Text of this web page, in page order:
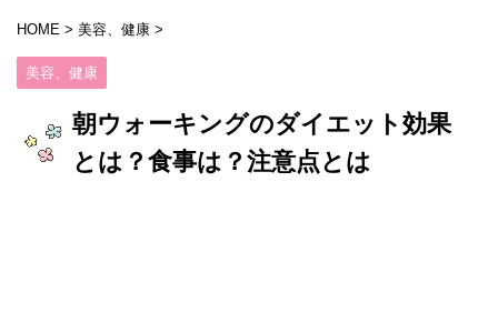
HOME > 美容、健康 >
美容、健康
朝ウォーキングのダイエット効果
とは？食事は？注意点とは